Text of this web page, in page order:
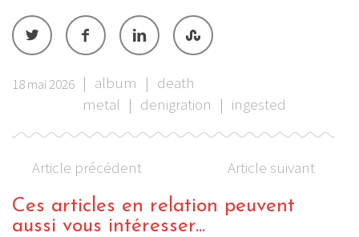
18 mai 2026 | album | death
metal | denigration | ingested
Article précédent Article suivant
Ces articles en relation peuvent
aussi vous intéresser...